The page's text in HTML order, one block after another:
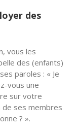
des
vous les
des (enfants)
paroles : « Je
vous une
sur votre
de ses membres
? ».